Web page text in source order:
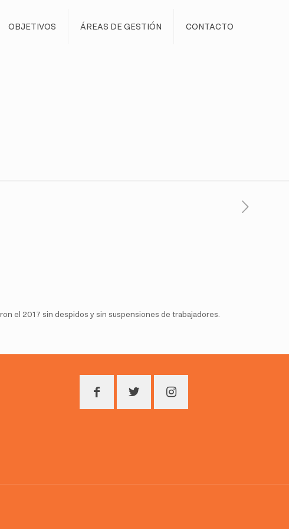
OBJETIVOS ÁREAS DE GESTIÓN CONTACTO
el 2017 sin despidos y sin suspensiones de trabajadores.